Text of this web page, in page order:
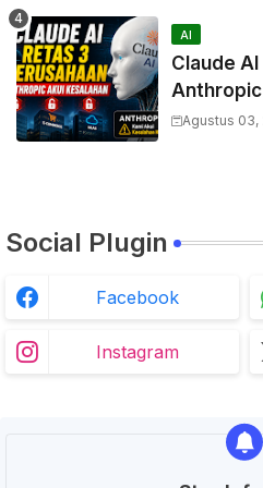
AI
Claude
Anthropic
Agustus 03,
Social Plugin
Facebook
Instagram